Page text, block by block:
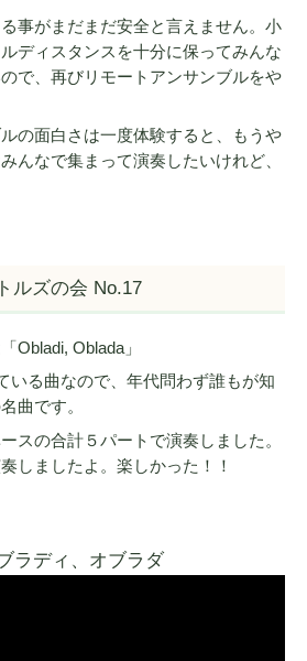
事がまだまだ安全と言えません。小
ディスタンスを十分に保ってみんな
で、再びリモートアンサンブルをや
の面白さは一度体験すると、もうや
んなで集まって演奏したいけれど、
ルズの会 No.17
Obladi, Oblada」
いる曲なので、年代問わず誰もが知
曲です。
スの合計５パートで演奏しました。
しましたよ。楽しかった！！
ラディ、オブラダ